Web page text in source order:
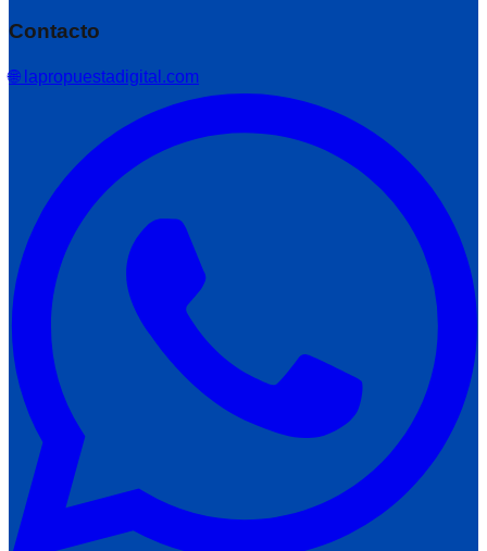
Contacto
🌐 lapropuestadigital.com